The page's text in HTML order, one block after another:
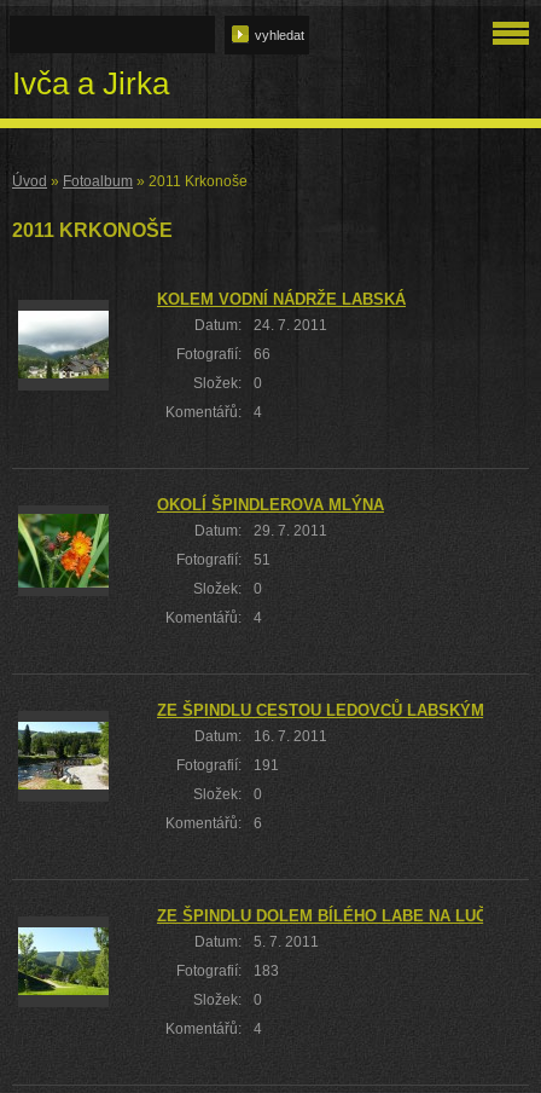
Ivča a Jirka
Úvod » Fotoalbum » 2011 Krkonoše
2011 KRKONOŠE
KOLEM VODNÍ NÁDRŽE LABSKÁ
Datum:
24. 7. 2011
Fotografií:
66
Složek:
0
Komentářů:
4
OKOLÍ ŠPINDLEROVA MLÝNA
Datum:
29. 7. 2011
Fotografií:
51
Složek:
0
Komentářů:
4
ZE ŠPINDLU CESTOU LEDOVCŮ LABSKÝM
Datum:
16. 7. 2011
Fotografií:
191
Složek:
0
Komentářů:
6
ZE ŠPINDLU DOLEM BÍLÉHO LABE NA LUČNÍ
Datum:
5. 7. 2011
Fotografií:
183
Složek:
0
Komentářů:
4